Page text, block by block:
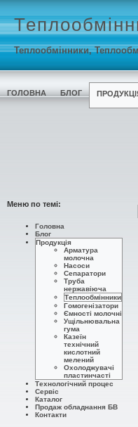
Теплообмінники,
ГОЛОВНА БЛОГ
Меню по темі:
Головна
Блог
Продукція
Арматура
молочна
Насоси
Сепаратори
Труба
нержавіюча
Теплообмінники
Гомогенізатори
Ємності молочні
Ущільнювальна
гума
Казеїн
технічний
кислотний
мелений
Охолоджувачі
пластинчасті
Технологічний процес
Сервіс
Каталог
Продаж обладнання БВ
Контакти